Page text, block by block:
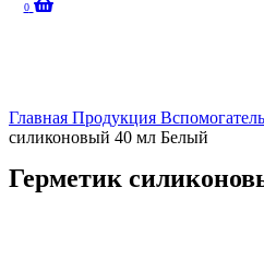
0
Главная Продукция
силиконовый 40 мл Белый
Герметик